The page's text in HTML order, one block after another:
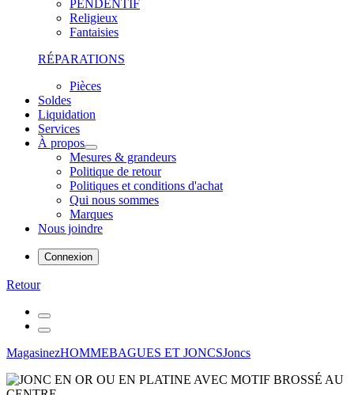
PENDENTIF
Religieux
Fantaisies
RÉPARATIONS
Pièces
Soldes
Liquidation
Services
À propos
Mesures & grandeurs
Politique de retour
Politiques et conditions d'achat
Qui nous sommes
Marques
Nous joindre
Connexion
Retour
MagasinezHOMMEBAGUES ET JONCSJoncs